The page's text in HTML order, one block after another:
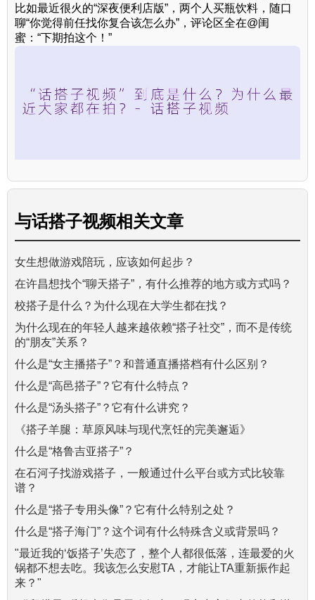
比如最近很火的“深夜便利店版”，两个人买瓶饮料，随口
聊“你觉得前任找你复合该怎么办”，评论区全在@闺
蜜：“下期拍这个！”
与话搭子视频相关文章
女生想做游戏陪玩，应该如何起步？
在许昌想找个“聊天搭子”，有什么推荐的地方或方式吗？
校搭子是什么？为什么现在大学生都在找？
为什么现在的年轻人越来越依赖“搭子社交”，而不是传统
的“朋友”关系？
什么是“女主播搭子”？和普通直播搭档有什么区别？
什么是“高邑搭子”？它有什么特点？
什么是“汤头搭子”？它有什么讲究？
《搭子羊腿：草原风味与现代烹饪的完美邂逅》
什么是“格鲁吉亚搭子”？
在石河子找游戏搭子，一般通过什么平台或方式比较靠
谱？
什么是“搭子专用头像”？它有什么特别之处？
什么是“搭子海门”？这个词有什么特殊含义或背景吗？
"最近我的‘饭搭子’失恋了，整个人都很低落，连最爱的火
锅都不想去吃。我该怎么安慰TA，才能让TA重新振作起
来？"